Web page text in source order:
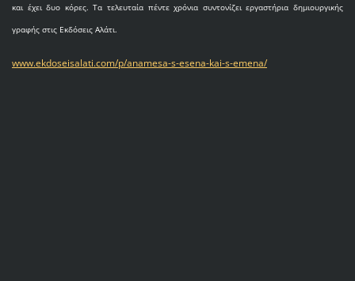
και έχει δυο κόρες. Τα τελευταία πέντε χρόνια συντονίζει εργαστήρια δημιουργικής
γραφής στις Εκδόσεις Αλάτι.
www.ekdoseisalati.com/p/anamesa-s-esena-kai-s-emena/